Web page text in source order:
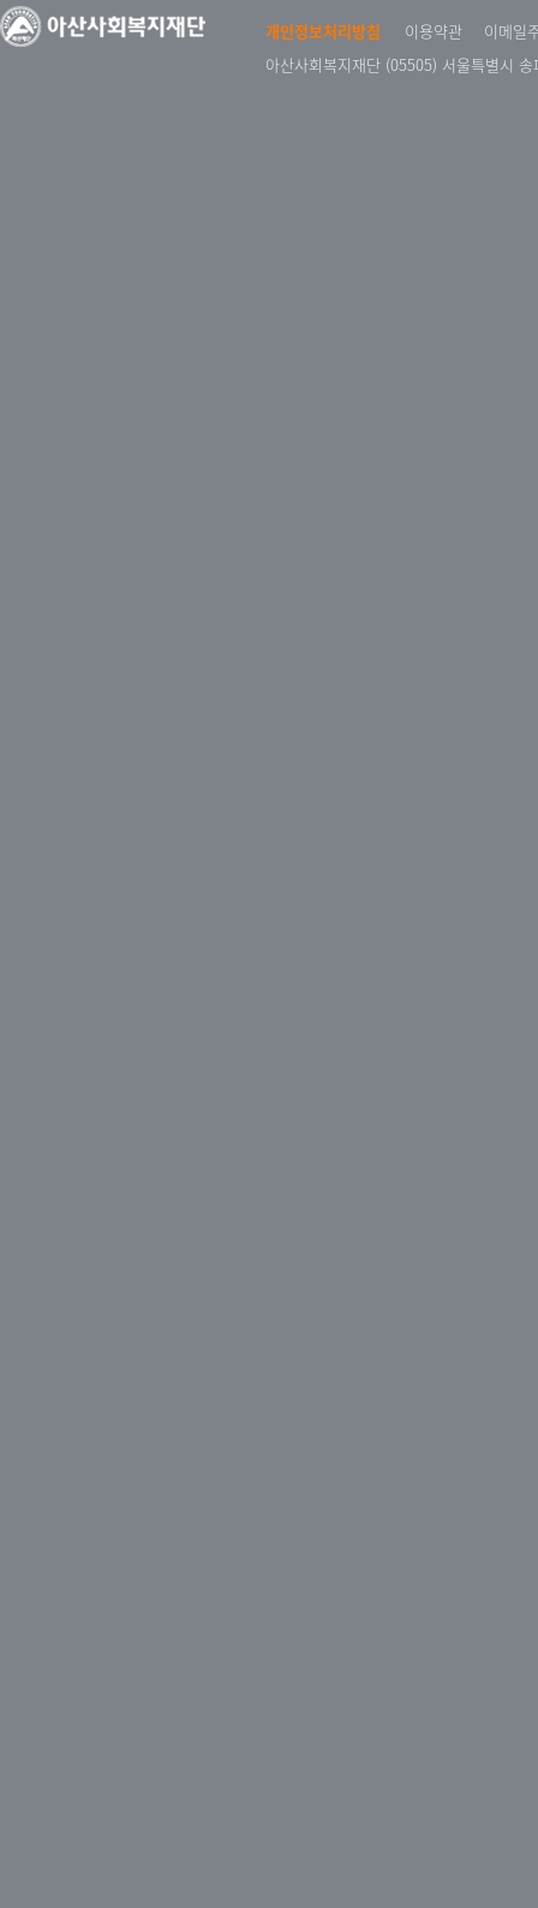
개인정보처리방침 이용약관
이메일
아산사회복지재단 (05505) 서울특별시